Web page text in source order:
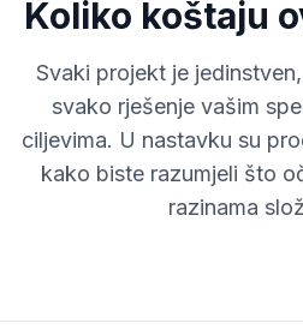
Koliko koštaju
Svaki projekt je
svako rješenje vašim
ciljevima. U nastavku su
kako biste razumjeli što
razinama